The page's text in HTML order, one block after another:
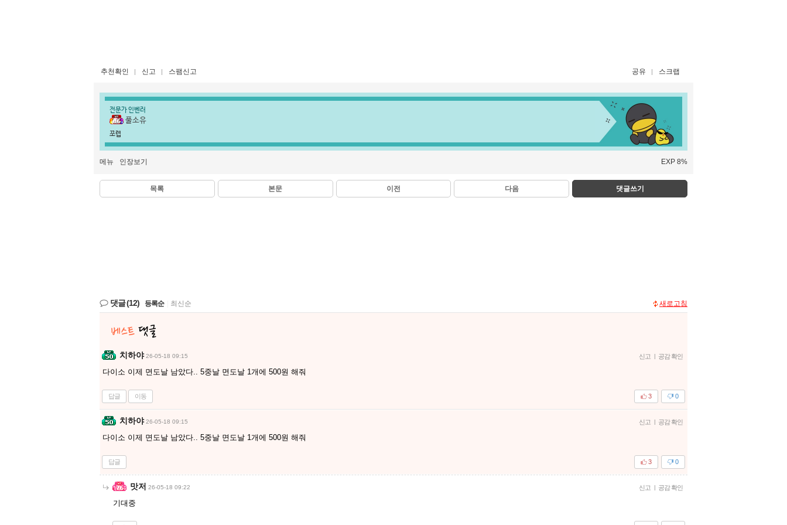
추천확인 신고 스팸신고 공유 스크랩
전문가 인벤러
풀소유
쪼렙
메뉴 인장보기 EXP 8%
목록 본문 이전 다음 댓글쓰기
댓글(12) 등록순 최신순 새로고침
치하야 26-05-18 09:15 신고 | 공감 확인
다이소 이제 면도날 남았다.. 5중날 면도날 1개에 500원 해줘
답글 이동 0
3
치하야 26-05-18 09:15 신고 | 공감 확인
다이소 이제 면도날 남았다.. 5중날 면도날 1개에 500원 해줘
답글 0
3
맛저 26-05-18 09:22 신고 | 공감 확인
기대중